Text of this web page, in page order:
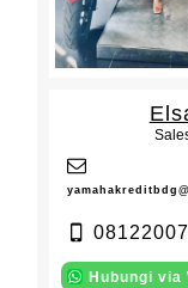
Hubungi via